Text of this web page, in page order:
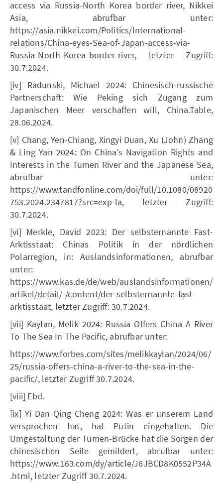
access via Russia-North Korea border river, Nikkei
Asia, abrufbar unter:
https://asia.nikkei.com/Politics/International-
relations/China-eyes-Sea-of-Japan-access-via-
Russia-North-Korea-border-river, letzter Zugriff:
30.7.2024.
[iv] Radunski, Michael 2024: Chinesisch-russische
Partnerschaft: Wie Peking sich Zugang zum
Japanischen Meer verschaffen will, China.Table,
28.06.2024.
[v] Chang, Yen-Chiang, Xingyi Duan, Xu (John) Zhang
& Ling Yan 2024: On China’s Navigation Rights and
Interests in the Tumen River and the Japanese Sea,
abrufbar unter:
https://www.tandfonline.com/doi/full/10.1080/08920
753.2024.2347817?src=exp-la, letzter Zugriff:
30.7.2024.
[vi] Merkle, David 2023: Der selbsternannte Fast-
Arktisstaat: Chinas Politik in der nördlichen
Polarregion, in: Auslandsinformationen, abrufbar
unter:
https://www.kas.de/de/web/auslandsinformationen/
artikel/detail/-/content/der-selbsternannte-fast-
arktisstaat, letzter Zugriff: 30.7.2024.
[vii] Kaylan, Melik 2024: Russia Offers China A River
To The Sea In The Pacific, abrufbar unter:
https://www.forbes.com/sites/melikkaylan/2024/06/
25/russia-offers-china-a-river-to-the-sea-in-the-
pacific/, letzter Zugriff 30.7.2024.
[viii] Ebd.
[ix] Yi Dan Qing Cheng 2024: Was er unserem Land
versprochen hat, hat Putin eingehalten. Die
Umgestaltung der Tumen-Brücke hat die Sorgen der
chinesischen Seite gemildert, abrufbar unter:
https://www.163.com/dy/article/J6JBCD8K0552P34A
.html, letzter Zugriff 30.7.2024.